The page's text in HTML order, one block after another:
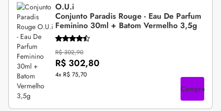
O.U.i
Conjunto Paradis Rouge - Eau De Parfum
Feminino 30ml + Batom Vermelho 3,5g
R$ 302,90
R$ 302,80
4x R$ 75,70
Compre